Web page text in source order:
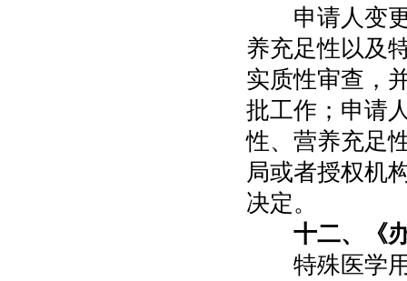
申请人变更
养充足性以及
实质性审查，
批工作；申请
性、营养充足
局或者授权机
决定。
十二、《
特殊医学用